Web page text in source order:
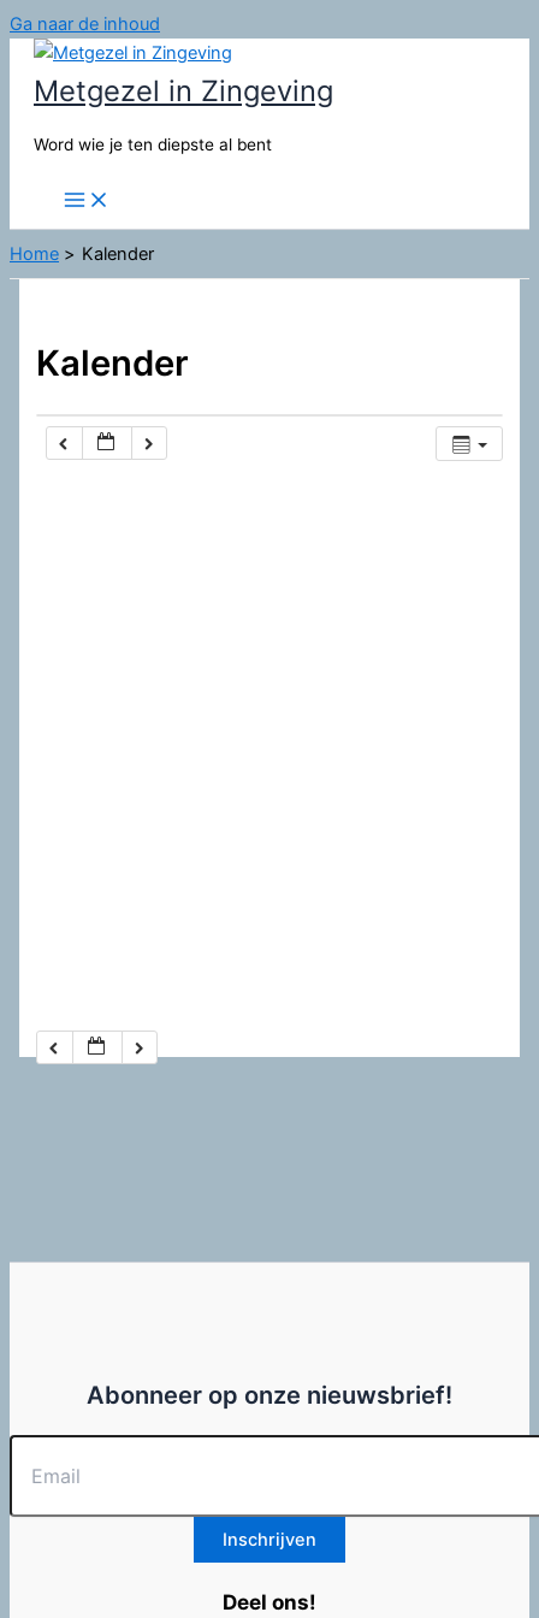
Ga naar de inhoud
Metgezel in Zingeving
Word wie je ten diepste al bent
Home Kalender
Kalender
Abonneer op onze nieuwsbrief!
Deel ons!